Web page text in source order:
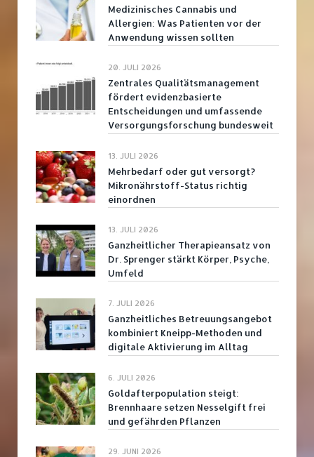
Medizinisches Cannabis und
Allergien: Was Patienten vor der
Anwendung wissen sollten
20. JULI 2026
Zentrales Qualitätsmanagement
fördert evidenzbasierte
Entscheidungen und umfassende
Versorgungsforschung bundesweit
13. JULI 2026
Mehrbedarf oder gut versorgt?
Mikronährstoff-Status richtig
einordnen
13. JULI 2026
Ganzheitlicher Therapieansatz von
Dr. Sprenger stärkt Körper, Psyche,
Umfeld
7. JULI 2026
Ganzheitliches Betreuungsangebot
kombiniert Kneipp-Methoden und
digitale Aktivierung im Alltag
6. JULI 2026
Goldafterpopulation steigt:
Brennhaare setzen Nesselgift frei
und gefährden Pflanzen
29. JUNI 2026